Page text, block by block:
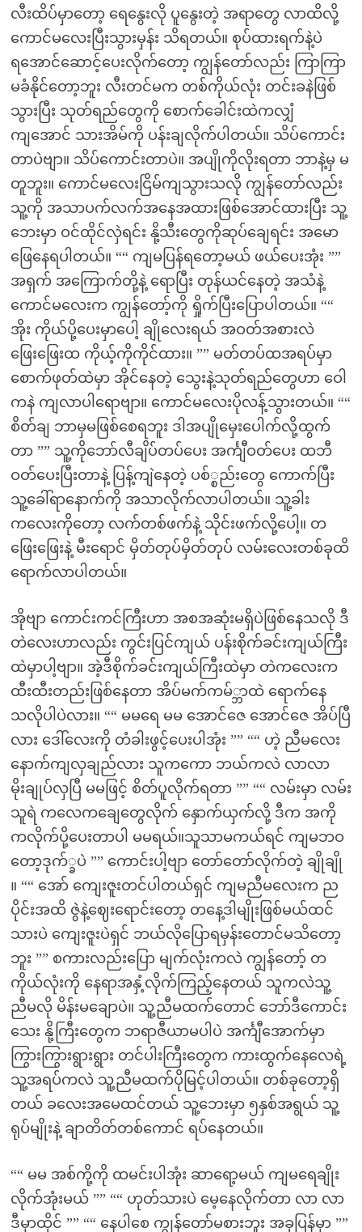
လီးထိပ်မှာတော့ ရေနွေးလို ပူနွေးတဲ့ အရာတွေ လာထိလို့
ကောင်မလေးပြီးသွားမှန်း သိရတယ်။ စုပ်ထားရက်နဲ့ပဲ
ရအောင်ဆောင့်ပေးလိုက်တော့ ကျွန်တော်လည်း ကြာကြာ
မခံနိုင်တော့ဘူး လီးတင်မက တစ်ကိုယ်လုံး တင်းခနဲဖြစ်
သွားပြီး သုတ်ရည်တွေကို စောက်ခေါင်းထဲကလျှံ
ကျအောင် သားအိမ်ကို ပန်းချလိုက်ပါတယ်။ သိပ်ကောင်း
တာပဲဗျာ။ သိပ်ကောင်းတာပဲ။ အပျိုကိုလိုးရတာ ဘာနဲ့မှ မ
တူဘူး။ ကောင်မလေးငြိမ်ကျသွားသလို ကျွန်တော်လည်း
သူ့ကို အသာပက်လက်အနေအထားဖြစ်အောင်ထားပြီး သူ့
ဘေးမှာ ဝင်ထိုင်လှဲရင်း နို့သီးတွေကိုဆုပ်ချေရင်း အမော
ဖြေနေရပါတယ်။ ““ ကျမပြန်ရတော့မယ် ဖယ်ပေးအုံး ””
အရှက် အကြောက်တို့နဲ့ ရောပြီး တုန်ယင်နေတဲ့ အသံနဲ့
ကောင်မလေးက ကျွန်တော့်ကို ရှိုက်ပြီးပြောပါတယ်။ ““
အိုး ကိုယ်ပို့ပေးမှာပေါ့ ချိုလေးရယ် အဝတ်အစားလဲ
ဖြေးဖြေးထ ကိုယ့်ကိုကိုင်ထား။ ”” မတ်တပ်ထအရပ်မှာ
စောက်ဖုတ်ထဲမှာ အိုင်နေတဲ့ သွေးနဲ့သုတ်ရည်တွေဟာ ဝေါ
ကနဲ ကျလာပါရောဗျာ။ ကောင်မလေးပိုလန့်သွားတယ်။ ““
စိတ်ချ ဘာမှမဖြစ်စေရဘူး ဒါအပျိုမှေးပေါက်လို့ထွက်
တာ ”” သူ့ကိုဘော်လီချိပ်တပ်ပေး အင်္ကျီဝတ်ပေး ထဘီ
ဝတ်ပေးပြီးတာနဲ့ ပြန့်ကျဲနေတဲ့ ပစ်္စည်းတွေ ကောက်ပြီး
သူ့ခေါ်ရာနောက်ကို အသာလိုက်လာပါတယ်။ သူ့ခါး
ကလေးကိုတော့ လက်တစ်ဖက်နဲ့ သိုင်းဖက်လို့ပေါ့။ တ
ဖြေးဖြေးနဲ့ မီးရောင် မှိတ်တုပ်မှိတ်တုပ် လမ်းလေးတစ်ခုထိ
ရောက်လာပါတယ်။
အိုဗျာ ကောင်းကင်ကြီးဟာ အစအဆုံးမရှိပဲဖြစ်နေသလို ဒီ
တဲလေးဟာလည်း ကွင်းပြင်ကျယ် ပန်းစိုက်ခင်းကျယ်ကြီး
ထဲမှာပါ့ဗျာ။ အဲ့ဒီစိုက်ခင်းကျယ်ကြီးထဲမှာ တဲကလေးက
ထီးထီးတည်းဖြစ်နေတာ အိပ်မက်ကမ်္ဘာထဲ ရောက်နေ
သလိုပါပဲလား။ ““ မမရေ မမ အောင်ဇေ အောင်ဇေ အိပ်ပြီ
လား ဒေါ်လေးကို တံခါးဖွင့်ပေးပါအုံး ”” ““ ဟဲ့ ညီမလေး
နောက်ကျလှချည်လား သူကကော ဘယ်ကလဲ လာလာ
မိုးချုပ်လှပြီ မမဖြင့် စိတ်ပူလိုက်ရတာ ”” ““ လမ်းမှာ လမ်း
သူရဲ ကလေကချေတွေလိုက် နှောက်ယှက်လို့ ဒီက အကို
ကလိုက်ပို့ပေးတာပါ မမရယ်။သူသာမကယ်ရင် ကျမဘဝ
တော့ဒုက်္ခပဲ ”” ကောင်းပါ့ဗျာ တော်တော်လိုက်တဲ့ ချိုချို
။ ““ အော် ကျေးဇူးတင်ပါတယ်ရှင် ကျမညီမလေးက ည
ပိုင်းအထိ ဇွဲနဲ့ဈေးရောင်းတော့ တနေ့ဒါမျိုးဖြစ်မယ်ထင်
သားပဲ ကျေးဇူးပဲရှင် ဘယ်လိုပြောရမှန်းတောင်မသိတော့
ဘူး ”” စကားလည်းပြော မျက်လုံးကလဲ ကျွန်တော့် တ
ကိုယ်လုံးကို နေရာအနှံ့လိုက်ကြည့်နေတယ် သူကလဲသူ့
ညီမလို မိန်းမချောပဲ။ သူ့ညီမထက်တောင် ဘော်ဒီကောင်း
သေး နို့ကြီးတွေက ဘရာဇီယာမပါပဲ အင်္ကျီအောက်မှာ
ကြွားကြွားရွားရွား တင်ပါးကြီးတွေက ကားထွက်နေလေရဲ့
သူ့အရပ်ကလဲ သူ့ညီမထက်ပိုမြင့်ပါတယ်။ တစ်ခုတော့ရှိ
တယ် ခလေးအမေထင်တယ် သူ့ဘေးမှာ ၅နှစ်အရွယ် သူ့
ရုပ်မျိုးနဲ့ ချာတိတ်တစ်ကောင် ရပ်နေတယ်။
““ မမ အစ်ကို့ကို ထမင်းပါအုံး ဆာရော့မယ် ကျမရေချိုး
လိုက်အုံးမယ် ”” ““ ဟုတ်သားပဲ မေ့နေလိုက်တာ လာ လာ
ဒီမှာထိုင် ”” ““ နေပါစေ ကျွန်တော်မစားဘူး အခုပြန်မှာ ””